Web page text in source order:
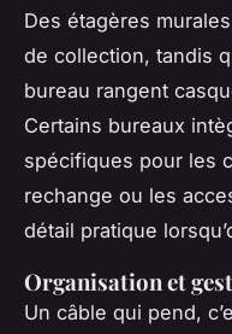
Des étagères
de collection, tandis
bureau rangent
Certains bureaux
spécifiques pour les
rechange ou les
détail pratique
Organisation et
Un câble qui pend,